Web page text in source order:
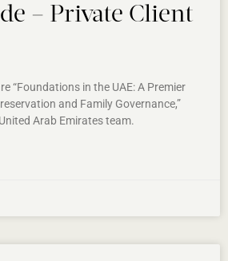
– Private Client
“Foundations in the UAE: A Premier
and Family Governance,”
Arab Emirates team.